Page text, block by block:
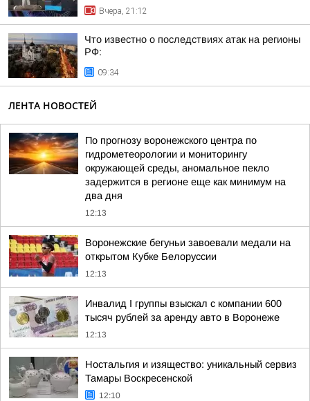
Вчера, 21:12
Что известно о последствиях атак на регионы
РФ:
09:34
ЛЕНТА НОВОСТЕЙ
По прогнозу воронежского центра по
гидрометеорологии и мониторингу
окружающей среды, аномальное пекло
задержится в регионе еще как минимум на
два дня
12:13
Воронежские бегуньи завоевали медали на
открытом Кубке Белоруссии
12:13
Инвалид I группы взыскал с компании 600
тысяч рублей за аренду авто в Воронеже
12:13
Ностальгия и изящество: уникальный сервиз
Тамары Воскресенской
12:10